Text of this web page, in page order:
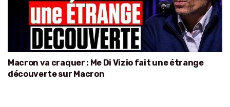
Macron va craquer : Me Di Vizio fait une étrange
découverte sur Macron